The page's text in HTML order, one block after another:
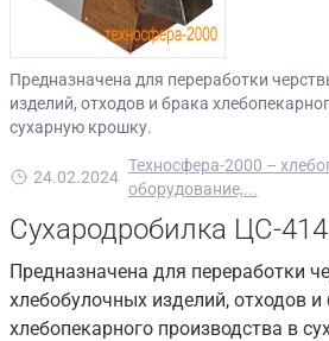
Предназначена для переработки
изделий, отходов и брака
сухарную крошку.
24.02.2024
Техносфера-2000 –
оборудование,...
Сухародробилка ЦС-414
Предназначена для переработки
хлебобулочных изделий, отходов и
хлебопекарного производства в